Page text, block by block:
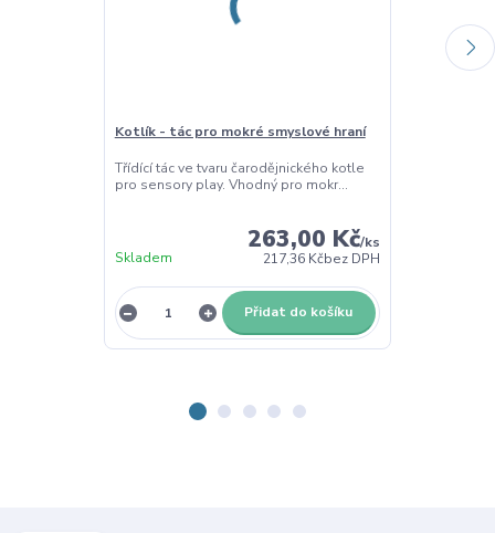
Kotlík - tác pro mokré smyslové hraní
Třídící tác ve tvaru čarodějnického kotle
pro sensory play. Vhodný pro mokr...
263,00 Kč/ks
217,36 Kčbez DPH
Skladem
Přidat do košíku